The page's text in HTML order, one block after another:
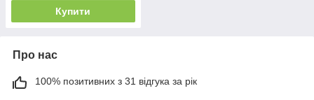
Купити
Про нас
100% позитивних з 31 відгука за рік